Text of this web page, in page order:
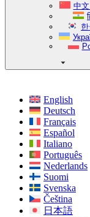
中
English
Deutsch
Français
Español
Italiano
Português
Nederlands
Suomi
Svenska
Čeština
日本語